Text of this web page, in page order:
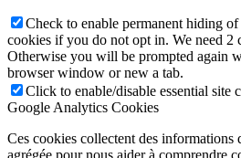
Check to enable permanent hiding of
cookies if you do not opt in. We need 2
Otherwise you will be prompted again
browser window or new a tab.
Click to enable/disable essential site
Google Analytics Cookies
Ces cookies collectent des informations